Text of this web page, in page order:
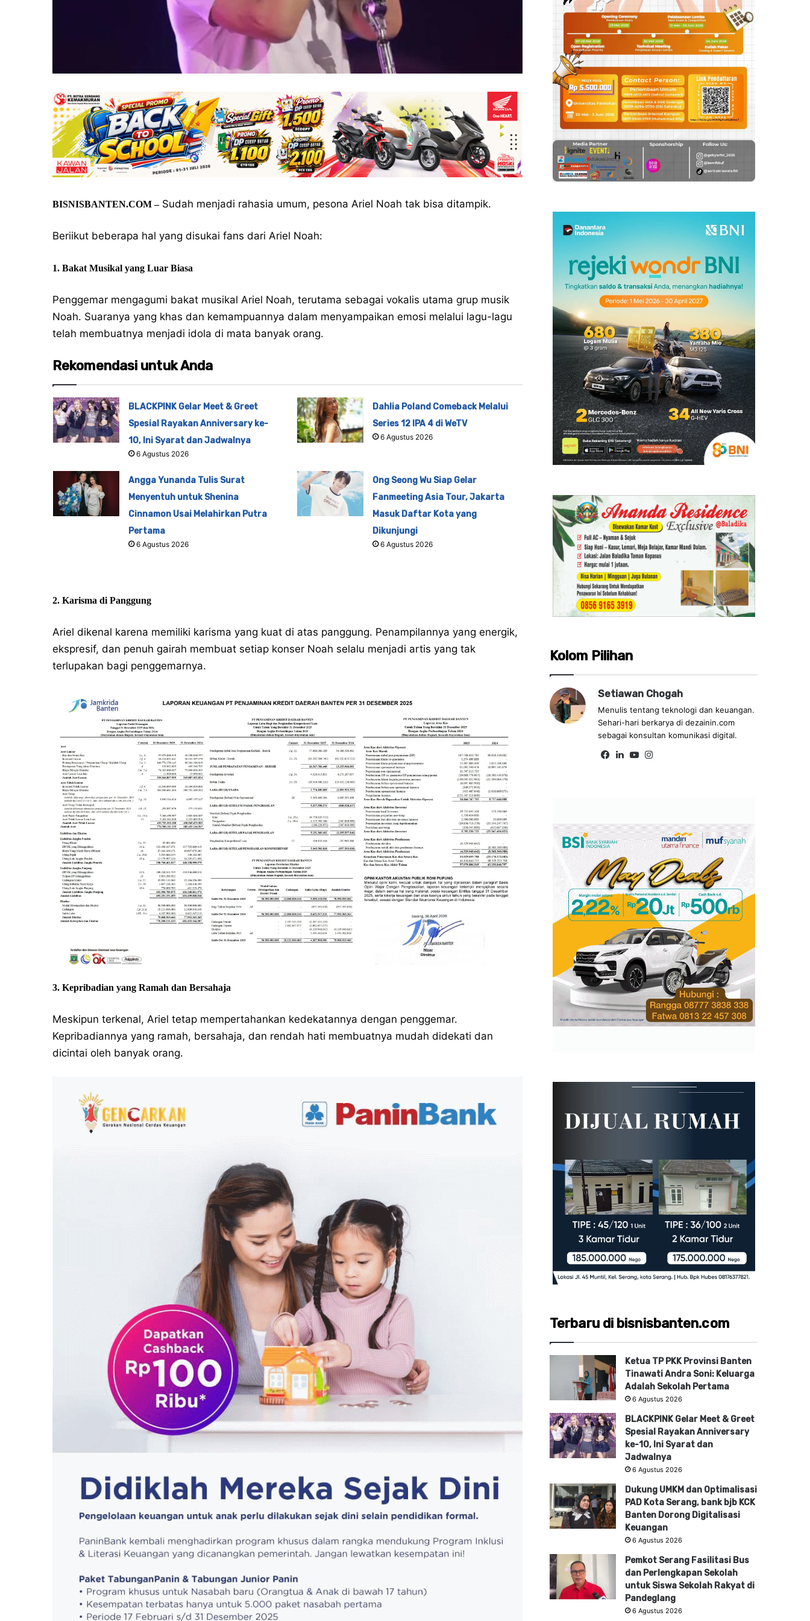
BISNISBANTEN.COM –Sudah menjadi rahasia umum, pesona Ariel Noah tak bisa ditampik.
Beriikut beberapa hal yang disukai fans dari Ariel Noah:
1. Bakat Musikal yang Luar Biasa
Penggemar mengagumi bakat musikal Ariel Noah, terutama sebagai vokalis utama grup musik
Noah. Suaranya yang khas dan kemampuannya dalam menyampaikan emosi melalui lagu-lagu
telah membuatnya menjadi idola di mata banyak orang.
Rekomendasi untuk Anda
BLACKPINK Gelar Meet & Greet
Spesial Rayakan Anniversary ke-
10, Ini Syarat dan Jadwalnya
6 Agustus 2026
Dahlia Poland Comeback Melalui
Series 12 IPA 4 di WeTV
6 Agustus 2026
Angga Yunanda Tulis Surat
Menyentuh untuk Shenina
Cinnamon Usai Melahirkan Putra
Pertama
6 Agustus 2026
Ong Seong Wu Siap Gelar
Fanmeeting Asia Tour, Jakarta
Masuk Daftar Kota yang
Dikunjungi
6 Agustus 2026
2. Karisma di Panggung
Ariel dikenal karena memiliki karisma yang kuat di atas panggung. Penampilannya yang energik,
ekspresif, dan penuh gairah membuat setiap konser Noah selalu menjadi artis yang tak
terlupakan bagi penggemarnya.
3. Kepribadian yang Ramah dan Bersahaja
Meskipun terkenal, Ariel tetap mempertahankan kedekatannya dengan penggemar.
Kepribadiannya yang ramah, bersahaja, dan rendah hati membuatnya mudah didekati dan
dicintai oleh banyak orang.
Kolom Pilihan
Setiawan Chogah
Menulis tentang teknologi dan keuangan.
Sehari-hari berkarya di dezainin.com
sebagai konsultan komunikasi digital.
Fa Lin Yo
Terbaru di bisnisbanten.com
Ketua TP PKK Provinsi Banten
Tinawati Andra Soni: Keluarga
Adalah Sekolah Pertama
6 Agustus 2026
BLACKPINK Gelar Meet & Greet
Spesial Rayakan Anniversary
ke-10, Ini Syarat dan
Jadwalnya
6 Agustus 2026
Dukung UMKM dan Optimalisasi
PAD Kota Serang, bank bjb KCK
Banten Dorong Digitalisasi
Keuangan
6 Agustus 2026
Pemkot Serang Fasilitasi Bus
dan Perlengkapan Sekolah
untuk Siswa Sekolah Rakyat di
Pandeglang
6 Agustus 2026